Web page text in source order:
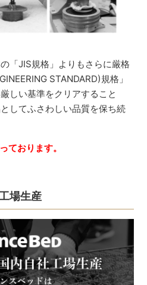
「JIS規格」よりもさらに厳格
STANDARD)規格」
しい基準をクリアすること
してふさわしい品質を保ち続
ております。
場生産